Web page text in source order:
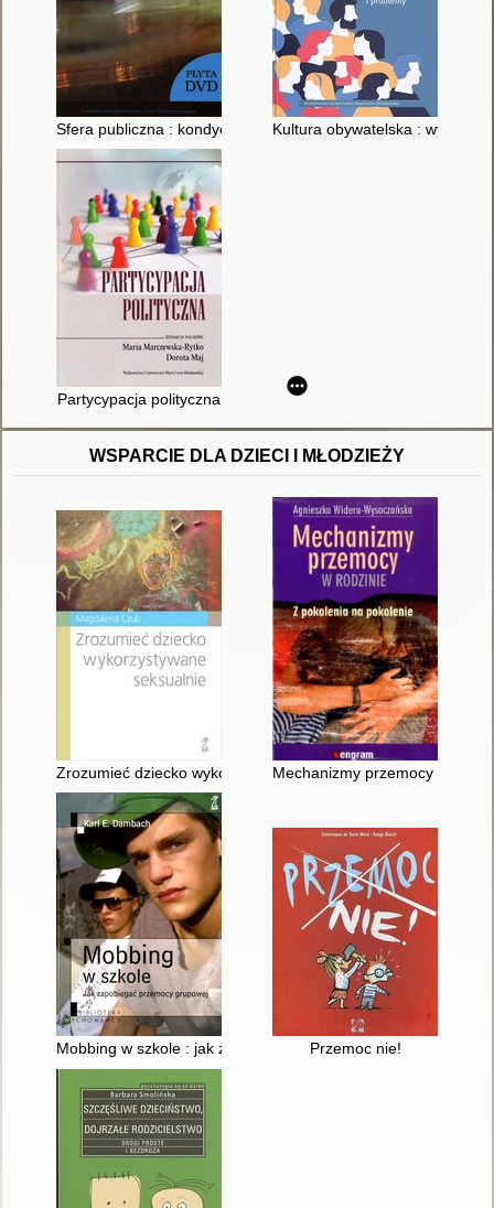
Sfera publiczna : kondycja, przejawy, przemiany
Kultura obywatelska : wybrane
Partycypacja polityczna
WSPARCIE DLA DZIECI I MŁODZIEŻY
Zrozumieć dziecko wykorzystywane seksualnie
Mechanizmy przemocy w
Mobbing w szkole : jak zapobiegać przemocy grupowej
Przemoc nie!